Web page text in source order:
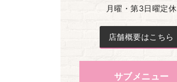
月曜・第3日曜定休
店舗概要はこちら
サブメニュー